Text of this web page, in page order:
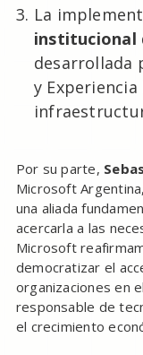
La
institucional
desarrollada
y
Por su parte,
Microsoft
una aliada
acercarla a las
Microsoft
democratizar el
organizaciones en
responsable de
el crecimiento